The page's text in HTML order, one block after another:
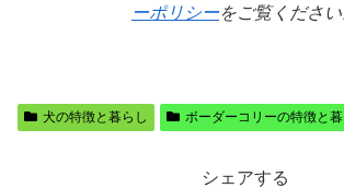
ーポリシーをご覧ください
犬の特徴と暮らし ボーダーコリーの特徴と暮
シェアする